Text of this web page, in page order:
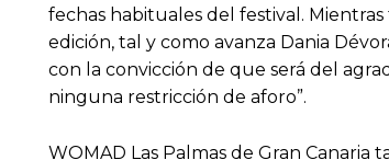
fechas habituales del festival.
edición, tal y como avanza Dania
con la convicción de que será del
ninguna restricción de aforo”.
WOMAD Las Palmas de Gran